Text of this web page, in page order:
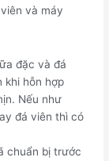
và máy
đặc và đá
khi hỗn hợp
Nếu như
đá viên thì có
chuẩn bị trước